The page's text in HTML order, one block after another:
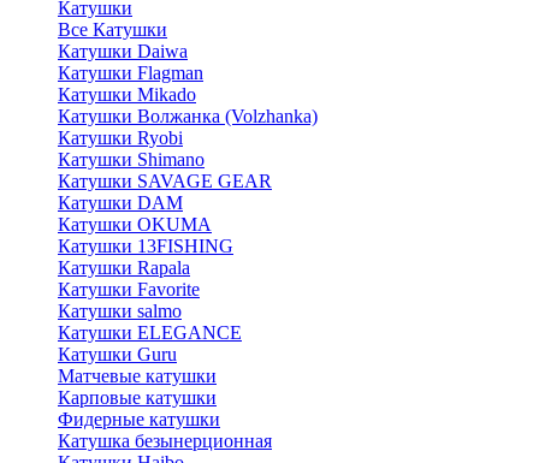
Катушки
Все Катушки
Катушки Daiwa
Катушки Flagman
Катушки Mikado
Катушки Волжанка (Volzhanka)
Катушки Ryobi
Катушки Shimano
Катушки SAVAGE GEAR
Катушки DAM
Катушки OKUMA
Катушки 13FISHING
Катушки Rapala
Катушки Favorite
Катушки salmo
Катушки ELEGANCE
Катушки Guru
Матчевые катушки
Карповые катушки
Фидерные катушки
Катушка безынерционная